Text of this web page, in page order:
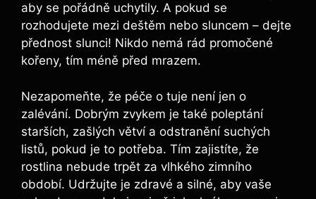
aby se pořádně uchytily. A pokud se
rozhodujete mezi deštěm nebo sluncem – dejte
přednost slunci! Nikdo nemá rád promočené
kořeny, tím méně před mrazem.
Nezapomeňte, že péče o tuje není jen o
zalévání. Dobrým zvykem je také poleptání
starších, zašlých větví a odstranění suchých
listů, pokud je to potřeba. Tím zajistíte, že
rostlina nebude trpět za vlhkého zimního
období. Udržujte je zdravé a silné, aby vaše